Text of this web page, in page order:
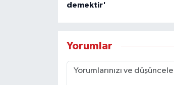
demektir'
Yorumlar